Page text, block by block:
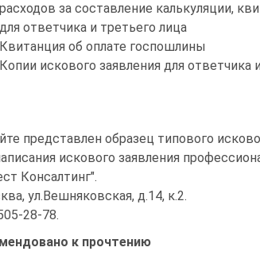
расходов за составление калькуляции,
для ответчика и третьего лица
Квитанция об оплате госпошлины
Копии искового заявления для ответчика
представлен образец типового
искового заявления
Консалтинг".
ул.Вешняковская, д.14, к.2.
28-78.
к прочтению